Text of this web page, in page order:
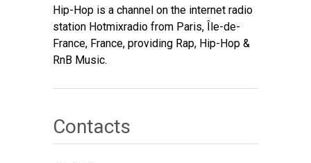
Hip-Hop is a channel on the internet radio
station Hotmixradio from Paris, Île-de-
France, France, providing Rap, Hip-Hop &
RnB Music.
Contacts